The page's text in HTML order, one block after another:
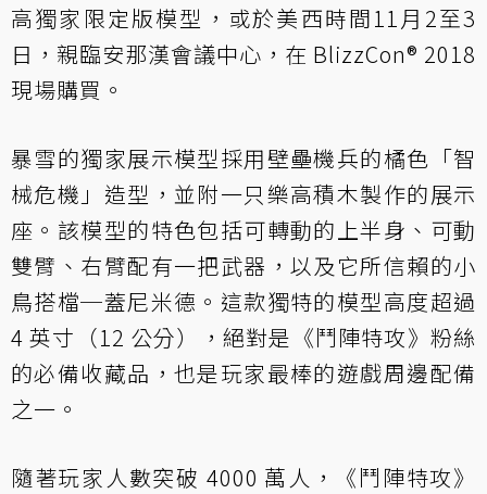
高獨家限定版模型，或於美西時間11月2至3
日，親臨安那漢會議中心，在 BlizzCon® 2018
現場購買。
暴雪的獨家展示模型採用壁壘機兵的橘色「智
械危機」造型，並附一只樂高積木製作的展示
座。該模型的特色包括可轉動的上半身、可動
雙臂、右臂配有一把武器，以及它所信賴的小
鳥搭檔─蓋尼米德。這款獨特的模型高度超過
4 英寸（12 公分），絕對是《鬥陣特攻》粉絲
的必備收藏品，也是玩家最棒的遊戲周邊配備
之一。
隨著玩家人數突破 4000 萬人，《鬥陣特攻》